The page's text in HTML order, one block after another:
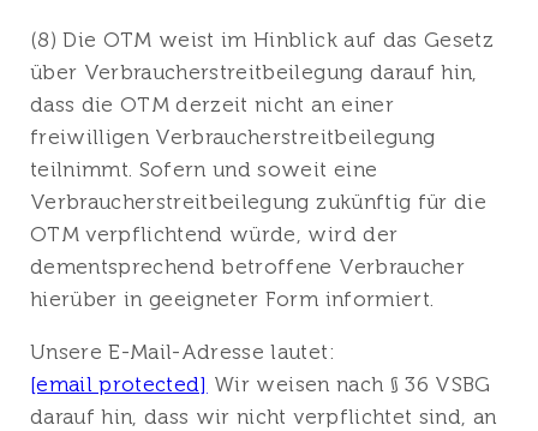
(8) Die OTM weist im Hinblick auf das Gesetz
über Verbraucherstreitbeilegung darauf hin,
dass die OTM derzeit nicht an einer
freiwilligen Verbraucherstreitbeilegung
teilnimmt. Sofern und soweit eine
Verbraucherstreitbeilegung zukünftig für die
OTM verpflichtend würde, wird der
dementsprechend betroffene Verbraucher
hierüber in geeigneter Form informiert.
Unsere E-Mail-Adresse lautet:
[email protected] Wir weisen nach § 36 VSBG
darauf hin, dass wir nicht verpflichtet sind, an